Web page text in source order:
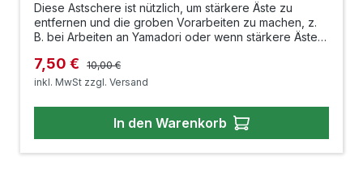
Diese Astschere ist nützlich, um stärkere Äste zu
entfernen und die groben Vorarbeiten zu machen, z.
B. bei Arbeiten an Yamadori oder wenn stärkere Äste
sollen. Auch bei der Gartenarbeit ein unentbehrlicher
Helfer. Länge: 200 mm
Verkaufspreis:
7,50 € Regulärer Preis:
10,00 €
inkl. MwSt zzgl. Versand
In den Warenkorb